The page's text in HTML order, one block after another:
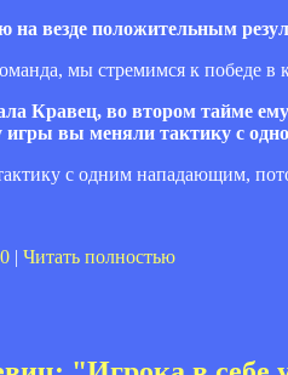
везде положительным
мы стремимся к победе в
Кравец, во втором тайме
игры вы меняли тактику с
с одним нападающим,
Читать полностью